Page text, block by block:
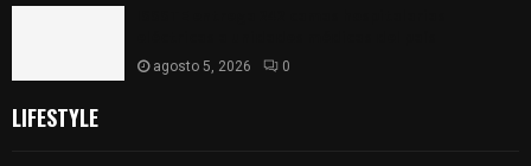
agosto 5, 2026 0
LIFESTYLE